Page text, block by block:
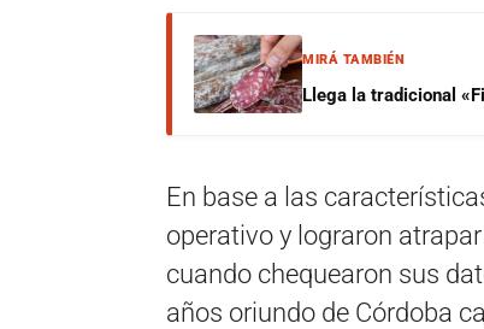
MIRÁ TAMBIÉN
Llega la tradicional
En base a las
operativo y lograron
cuando chequearon sus
años oriundo de Córdoba